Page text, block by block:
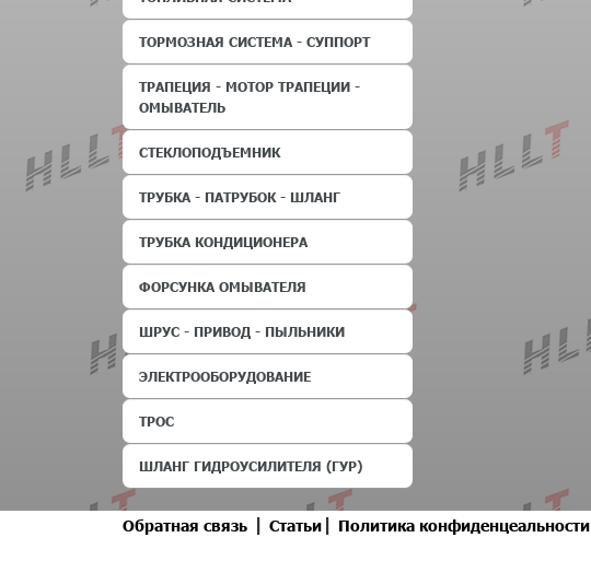
ТОРМОЗНАЯ СИСТЕМА - СУППОРТ
ТРАПЕЦИЯ - МОТОР ТРАПЕЦИИ -
ОМЫВАТЕЛЬ
СТЕКЛОПОДЪЕМНИК
ТРУБКА - ПАТРУБОК - ШЛАНГ
ТРУБКА КОНДИЦИОНЕРА
ФОРСУНКА ОМЫВАТЕЛЯ
ШРУС - ПРИВОД - ПЫЛЬНИКИ
ЭЛЕКТРООБОРУДОВАНИЕ
ТРОС
ШЛАНГ ГИДРОУСИЛИТЕЛЯ (ГУР)
Обратная связь | Статьи | Политика конфиденцеальности